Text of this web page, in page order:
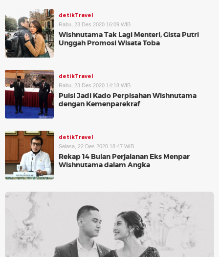
detikTravel
Rabu, 23 Des 2020 16:09 WIB
Wishnutama Tak Lagi Menteri, Gista Putri
Unggah Promosi Wisata Toba
detikTravel
Rabu, 23 Des 2020 14:18 WIB
Puisi Jadi Kado Perpisahan Wishnutama
dengan Kemenparekraf
detikTravel
Selasa, 22 Des 2020 18:47 WIB
Rekap 14 Bulan Perjalanan Eks Menpar
Wishnutama dalam Angka